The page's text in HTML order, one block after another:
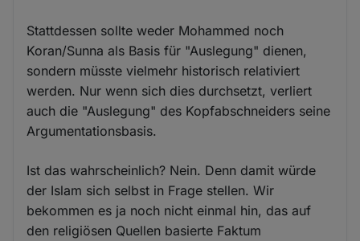
Stattdessen sollte weder Mohammed noch
Koran/Sunna als Basis für "Auslegung" dienen,
sondern müsste vielmehr historisch relativiert
werden. Nur wenn sich dies durchsetzt, verliert
auch die "Auslegung" des Kopfabschneiders seine
Argumentationsbasis.
Ist das wahrscheinlich? Nein. Denn damit würde
der Islam sich selbst in Frage stellen. Wir
bekommen es ja noch nicht einmal hin, das auf
den religiösen Quellen basierte Faktum